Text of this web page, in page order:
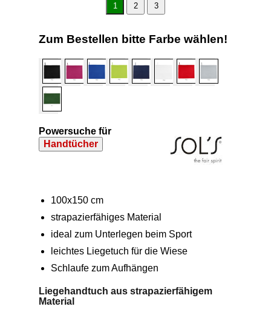
1 2 3
Zum Bestellen bitte Farbe wählen!
Powersuche für
Handtücher
100x150 cm
strapazierfähiges Material
ideal zum Unterlegen beim Sport
leichtes Liegetuch für die Wiese
Schlaufe zum Aufhängen
Liegehandtuch aus strapazierfähigem
Material